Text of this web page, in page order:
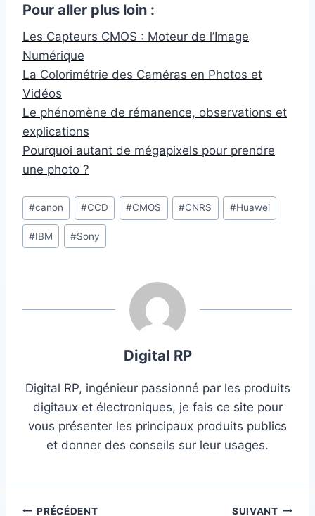
Pour aller plus loin :
Les Capteurs CMOS : Moteur de l’Image
Numérique
La Colorimétrie des Caméras en Photos et
Vidéos
Le phénomène de rémanence, observations et
explications
Pourquoi autant de mégapixels pour prendre
une photo ?
Étiquettes
de
la
#canon #CCD #CMOS #CNRS #Huawei
#IBM #Sony
Digital RP
Digital RP, ingénieur passionné par les produits
digitaux et électroniques, je fais ce site pour
vous présenter les principaux produits publics
et donner des conseils sur leur usages.
PRÉCÉDENT SUIVANT